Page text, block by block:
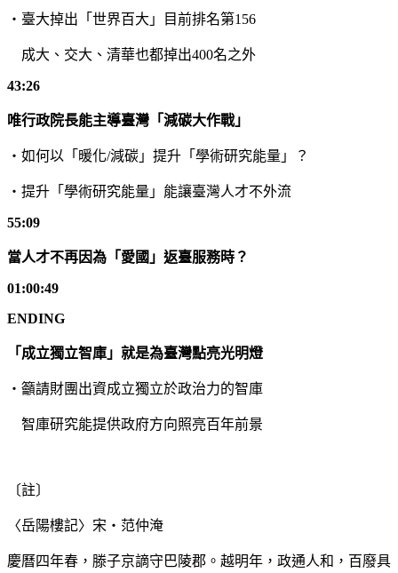
・臺大掉出「世界百大」目前排名第156
成大、交大、清華也都掉出400名之外
43:26
唯行政院長能主導臺灣「減碳大作戰」
・如何以「暖化/減碳」提升「學術研究能量」？
・提升「學術研究能量」能讓臺灣人才不外流
55:09
當人才不再因為「愛國」返臺服務時？
01:00:49
ENDING
「成立獨立智庫」就是為臺灣點亮光明燈
・籲請財團出資成立獨立於政治力的智庫
智庫研究能提供政府方向照亮百年前景
〔註〕
〈岳陽樓記〉宋・范仲淹
慶曆四年春，滕子京謫守巴陵郡。越明年，政通人和，百廢具